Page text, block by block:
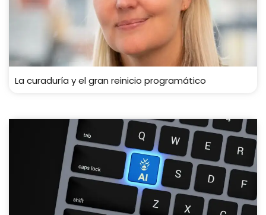
La curaduría y el gran reinicio programático